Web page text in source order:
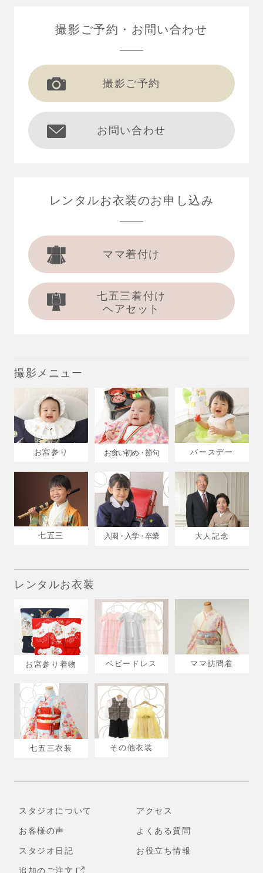
撮影ご予約 お問い合わせ
撮影ご予約
お問い合わせ
レンタルお衣装のお申し込み
ママ着付け
七五三着付け
ヘアセット
撮影メニュー
お宮参り お食い初め・節句 バースデー
七五三 入園・入学・卒業 大人記念
レンタルお衣装
お宮参り着物 ベビードレス ママ訪問着
七五三衣装 その他衣装
スタジオについて アクセス
お客様の声 よくある質問
スタジオ日記 お役立ち情報
追加のご注文